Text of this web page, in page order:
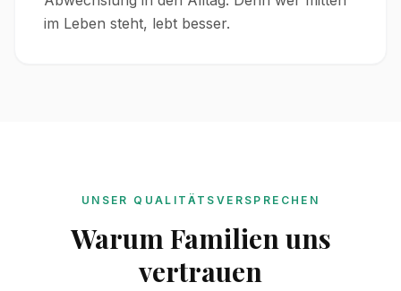
im Leben steht, lebt besser.
UNSER QUALITÄTSVERSPRECHEN
Warum Familien uns
vertrauen